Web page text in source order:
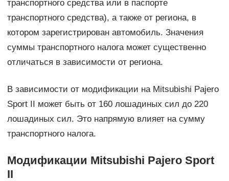
транспортного средства или в паспорте
транспортного средства), а также от региона, в
котором зарегистрирован автомобиль. Значения
суммы транспортного налога может существенно
отличаться в зависимости от региона.
В зависимости от модификации на Mitsubishi Pajero
Sport II может быть от 160 лошадиных сил до 220
лошадиных сил. Это напрямую влияет на сумму
транспортного налога.
Модификации Mitsubishi Pajero Sport
II